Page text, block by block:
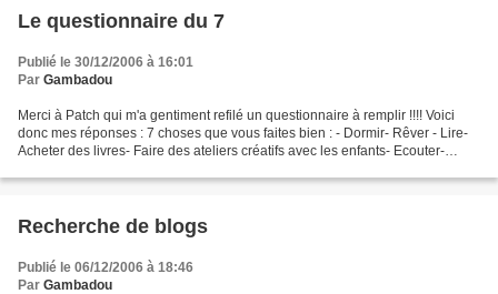
Le questionnaire du 7
Publié le 30/12/2006 à 16:01
Par Gambadou
Merci à Patch qui m'a gentiment refilé un questionnaire à remplir !!!! Voici
donc mes réponses : 7 choses que vous faites bien : - Dormir- Rêver - Lire-
Acheter des livres- Faire des ateliers créatifs avec les enfants- Ecouter-
Recherche de blogs
Publié le 06/12/2006 à 18:46
Par Gambadou